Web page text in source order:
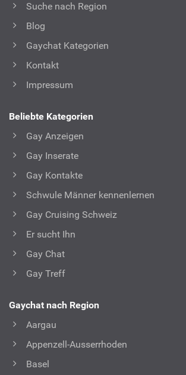
Suche nach Region
Blog
Gaychat Kategorien
Kontakt
Impressum
Beliebte Kategorien
Gay Anzeigen
Gay Inserate
Gay Kontakte
Schwule Männer kennenlernen
Gay Cruising Schweiz
Er sucht Ihn
Gay Chat
Gay Treff
Gaychat nach Region
Aargau
Appenzell-Ausserrhoden
Basel